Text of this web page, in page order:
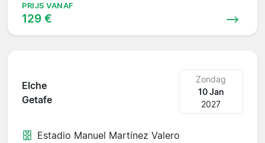
PRIJS VANAF
129 €
Elche
Getafe
Zondag
10 Jan
2027
Estadio Manuel Martínez Valero